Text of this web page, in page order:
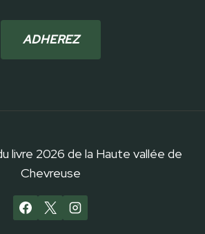
ADHEREZ
livre 2026 de la Haute vallée de
Chevreuse